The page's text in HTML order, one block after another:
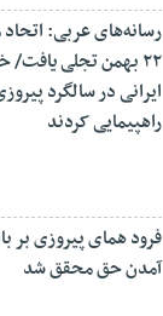
رسانه‌های عربی: اتحاد
۲۲ بهمن تجلی یافت/
ایرانی در سالگرد
راهپیمایی کردند
فرود همای پیروزی بر
آمدن حق محقق شد